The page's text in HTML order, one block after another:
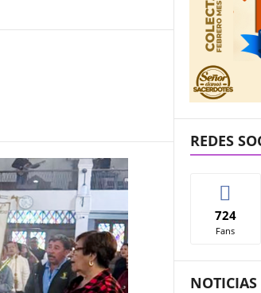
REDES
724
Fans
NOTICIAS